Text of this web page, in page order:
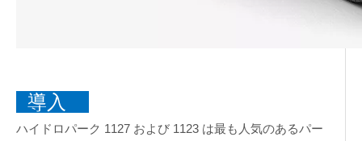
導入
ハイドロパーク 1127 および 1123 は最も人気のあるパー